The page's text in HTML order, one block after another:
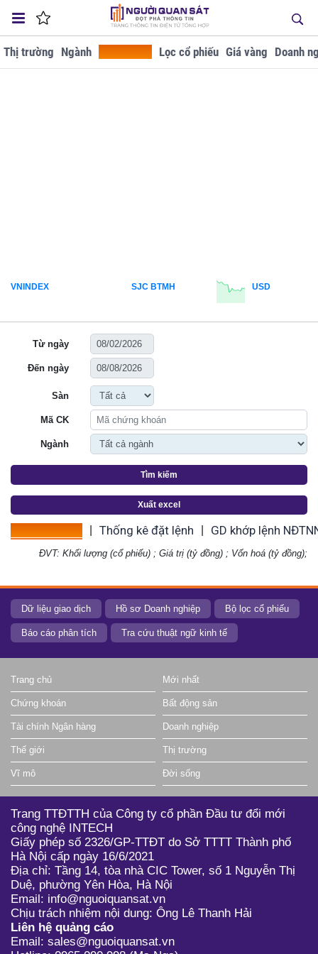
Thị trường Ngành Lọc cổ phiếu Giá vàng Doanh
VNINDEX SJC BTMH USD
Từ ngày
Đến ngày
Sàn
Mã CK
Ngành
Tìm kiếm
Xuất excel
Thống kê đặt lệnh GD khớp lệnh
ĐVT: Khối lượng (cổ phiếu) ; Giá trị (tỷ đồng) ; Vốn hoá (tỷ đồng);
Dữ liệu giao dịch Hồ sơ Doanh nghiệp Bộ lọc cổ phiếu
Báo cáo phân tích Tra cứu thuật ngữ kinh tế
Trang chủ Mới nhất
Chứng khoán Bất động sản
Tài chính Ngân hàng Doanh nghiệp
Thế giới Thị trường
Vĩ mô Đời sống
Trang TTĐTTH của Công ty cổ phần Đầu tư đổi mới
công nghệ INTECH
Giấy phép số 2326/GP-TTĐT do Sở TTTT Thành phố
Hà Nội cấp ngày 16/6/2021
Địa chỉ: Tầng 14, tòa nhà CIC Tower, số 1 Nguyễn Thị
Duệ, phường Yên Hòa, Hà Nội
Email: info@nguoiquansat.vn
Chịu trách nhiệm nội dung: Ông Lê Thanh Hải
Liên hệ quảng cáo
Email: sales@nguoiquansat.vn